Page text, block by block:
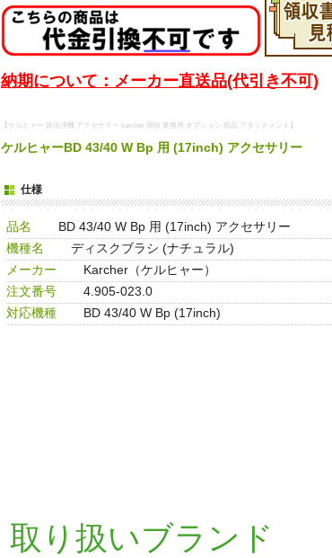
納期について：メーカー直送品(代引き不可)
【ケルヒャー 床洗浄機 アクセサリー karcher 掃除 業務用 オプション 部品 アタッチメント】
ケルヒャーBD 43/40 W Bp 用 (17inch) アクセサリー
仕様
品名
BD 43/40 W Bp 用 (17inch) アクセサリー
機種名
ディスクブラシ (ナチュラル)
メーカー
Karcher（ケルヒャー）
注文番号
4.905-023.0
対応機種
BD 43/40 W Bp (17inch)
取り扱いブランド